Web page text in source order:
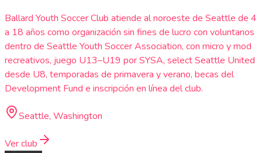
Ballard Youth Soccer Club atiende al noroeste de Seattle de 4
a 18 años como organización sin fines de lucro con voluntarios
dentro de Seattle Youth Soccer Association, con micro y mod
recreativos, juego U13–U19 por SYSA, select Seattle United
desde U8, temporadas de primavera y verano, becas del
Development Fund e inscripción en línea del club.
Seattle, Washington
Ver club